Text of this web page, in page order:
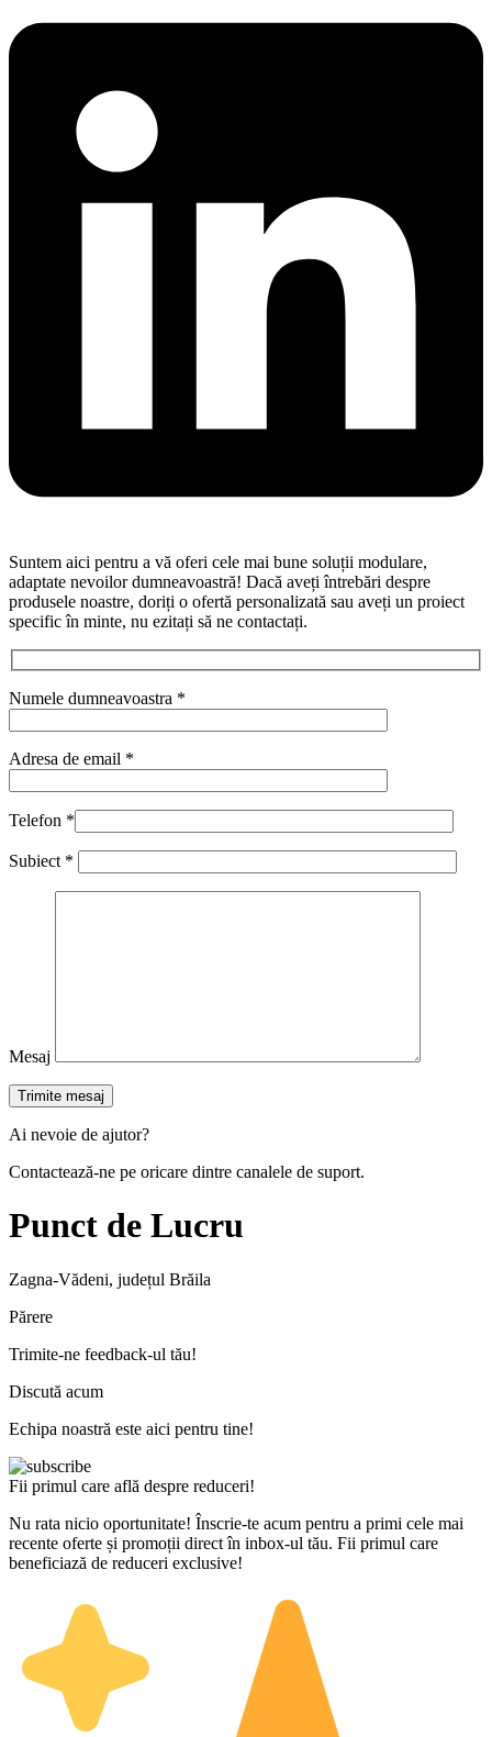
Suntem aici pentru a vă oferi cele mai bune soluții modulare,
adaptate nevoilor dumneavoastră! Dacă aveți întrebări despre
produsele noastre, doriți o ofertă personalizată sau aveți un proiect
specific în minte, nu ezitați să ne contactați.
Numele dumneavoastra *
Adresa de email *
Telefon *
Subiect *
Mesaj
Ai nevoie de ajutor?
Contactează-ne pe oricare dintre canalele de suport.
Punct de Lucru
Zagna-Vădeni, județul Brăila
Părere
Trimite-ne feedback-ul tău!
Discută acum
Echipa noastră este aici pentru tine!
Fii primul care află despre reduceri!
Nu rata nicio oportunitate! Înscrie-te acum pentru a primi cele mai
recente oferte și promoții direct în inbox-ul tău. Fii primul care
beneficiază de reduceri exclusive!